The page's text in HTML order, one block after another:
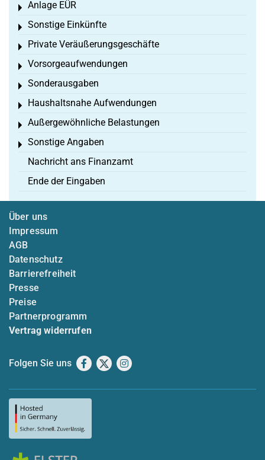
Anlage EÜR
Toggle menu
Sonstige Einkünfte
Toggle menu
Private Veräußerungsgeschäfte
Toggle menu
Vorsorgeaufwendungen
Toggle menu
Sonderausgaben
Toggle menu
Haushaltsnahe Aufwendungen
Toggle menu
Außergewöhnliche Belastungen
Toggle menu
Sonstige Angaben
Toggle menu
Nachricht ans Finanzamt
Ende der Eingaben
Über uns
Impressum
AGB
Datenschutz
Barrierefreiheit
Presse
Preise
Partnerprogramm
Vertrag widerrufen
Folgen Sie uns Facebook
X Instagram